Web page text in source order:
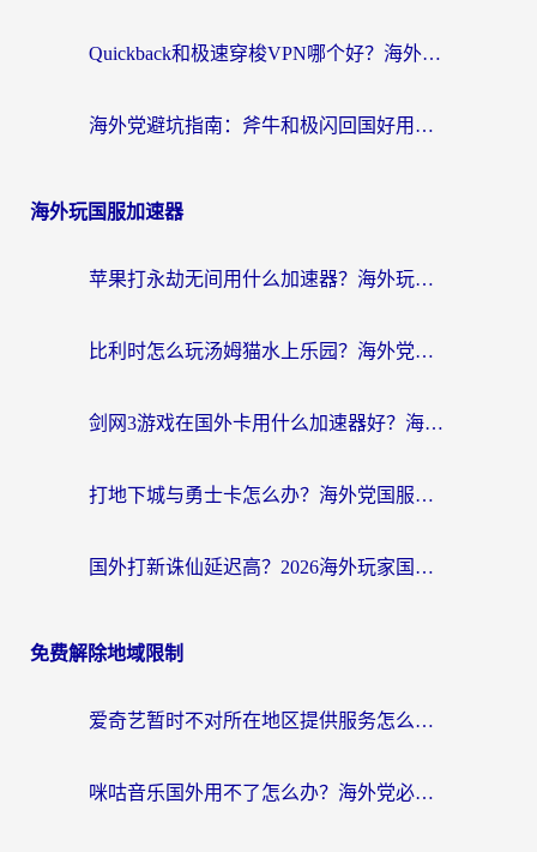
Quickback和极速穿梭VPN哪个好？海外党亲测3招选对回国加速器，看这篇就够了
海外党避坑指南：斧牛和极闪回国好用吗？选对加速器才能无缝刷剧玩游戏
海外玩国服加速器
苹果打永劫无间用什么加速器？海外玩家亲测有效的国服游戏加速指南
比利时怎么玩汤姆猫水上乐园？海外党国服游戏加速终极指南（附无畏契约食之契约解决办法）
剑网3游戏在国外卡用什么加速器好？海外党亲测有效的国服游戏加速指南
打地下城与勇士卡怎么办？海外党国服游戏加速终极指南（附北美欧洲实测）
国外打新诛仙延迟高？2026海外玩家国服游戏加速器终极指南（附天龙八部闪耀暖暖实测）
免费解除地域限制
爱奇艺暂时不对所在地区提供服务怎么办？海外党亲测有效的追剧解决方案
咪咕音乐国外用不了怎么办？海外党必备的国内内容访问全攻略